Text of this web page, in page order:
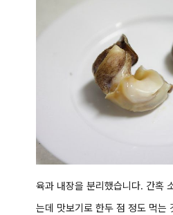
육과 내장을 분리했습니다. 간혹
는데 맛보기로 한두 점 정도 먹는